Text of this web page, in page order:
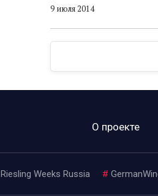
9 июля 2014
О проекте
Riesling Weeks Russia #